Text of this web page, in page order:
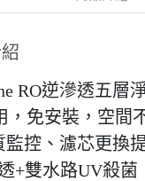
RO逆滲透五層
，免安裝，空間
監控、濾芯更換
+雙水路UV殺菌